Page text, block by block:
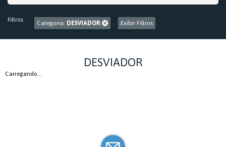
Filtros: Categoria: DESVIADOR Exibir Filtros
DESVIADOR
Carregando...